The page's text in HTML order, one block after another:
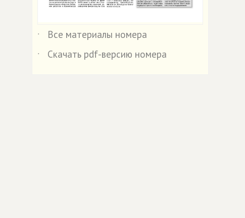
˙
Все материалы номера
˙
Скачать pdf-версию номера